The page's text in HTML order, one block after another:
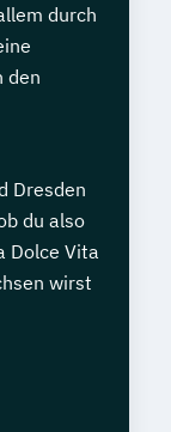
durch
den
Dresden
du also
Dolce Vita
wirst